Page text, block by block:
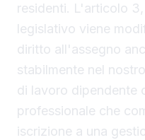
residenti. L'articolo
legislativo viene
diritto all'assegno
stabilmente nel
di lavoro dipendente
professionale che
iscrizione a una